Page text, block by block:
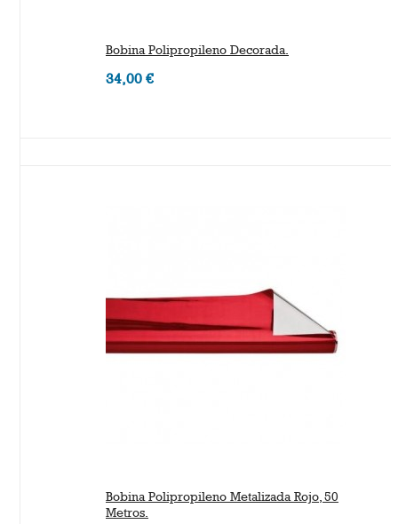
Bobina Polipropileno Decorada.
34,00 €
Bobina Polipropileno Metalizada Rojo, 50
Metros.